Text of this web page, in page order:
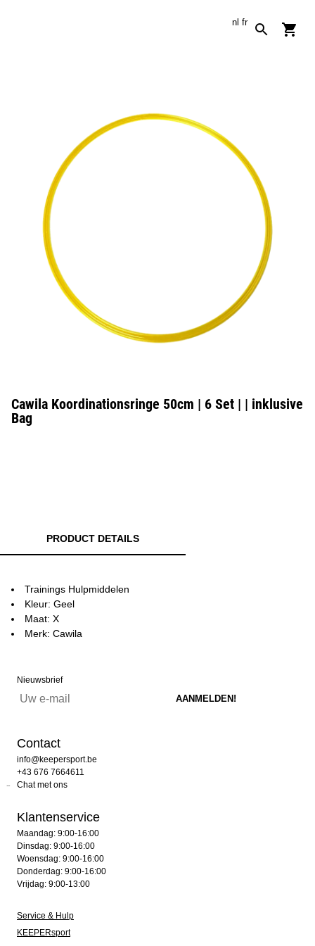
nl fr
Cawila Koordinationsringe 50cm | 6 Set | | inklusive
Bag
PRODUCT DETAILS
Trainings Hulpmiddelen
Kleur: Geel
Maat: X
Merk: Cawila
Nieuwsbrief
Contact
info@keepersport.be
+43 676 7664611
Chat met ons
Klantenservice
Maandag: 9:00-16:00
Dinsdag: 9:00-16:00
Woensdag: 9:00-16:00
Donderdag: 9:00-16:00
Vrijdag: 9:00-13:00
Service & Hulp
KEEPERsport